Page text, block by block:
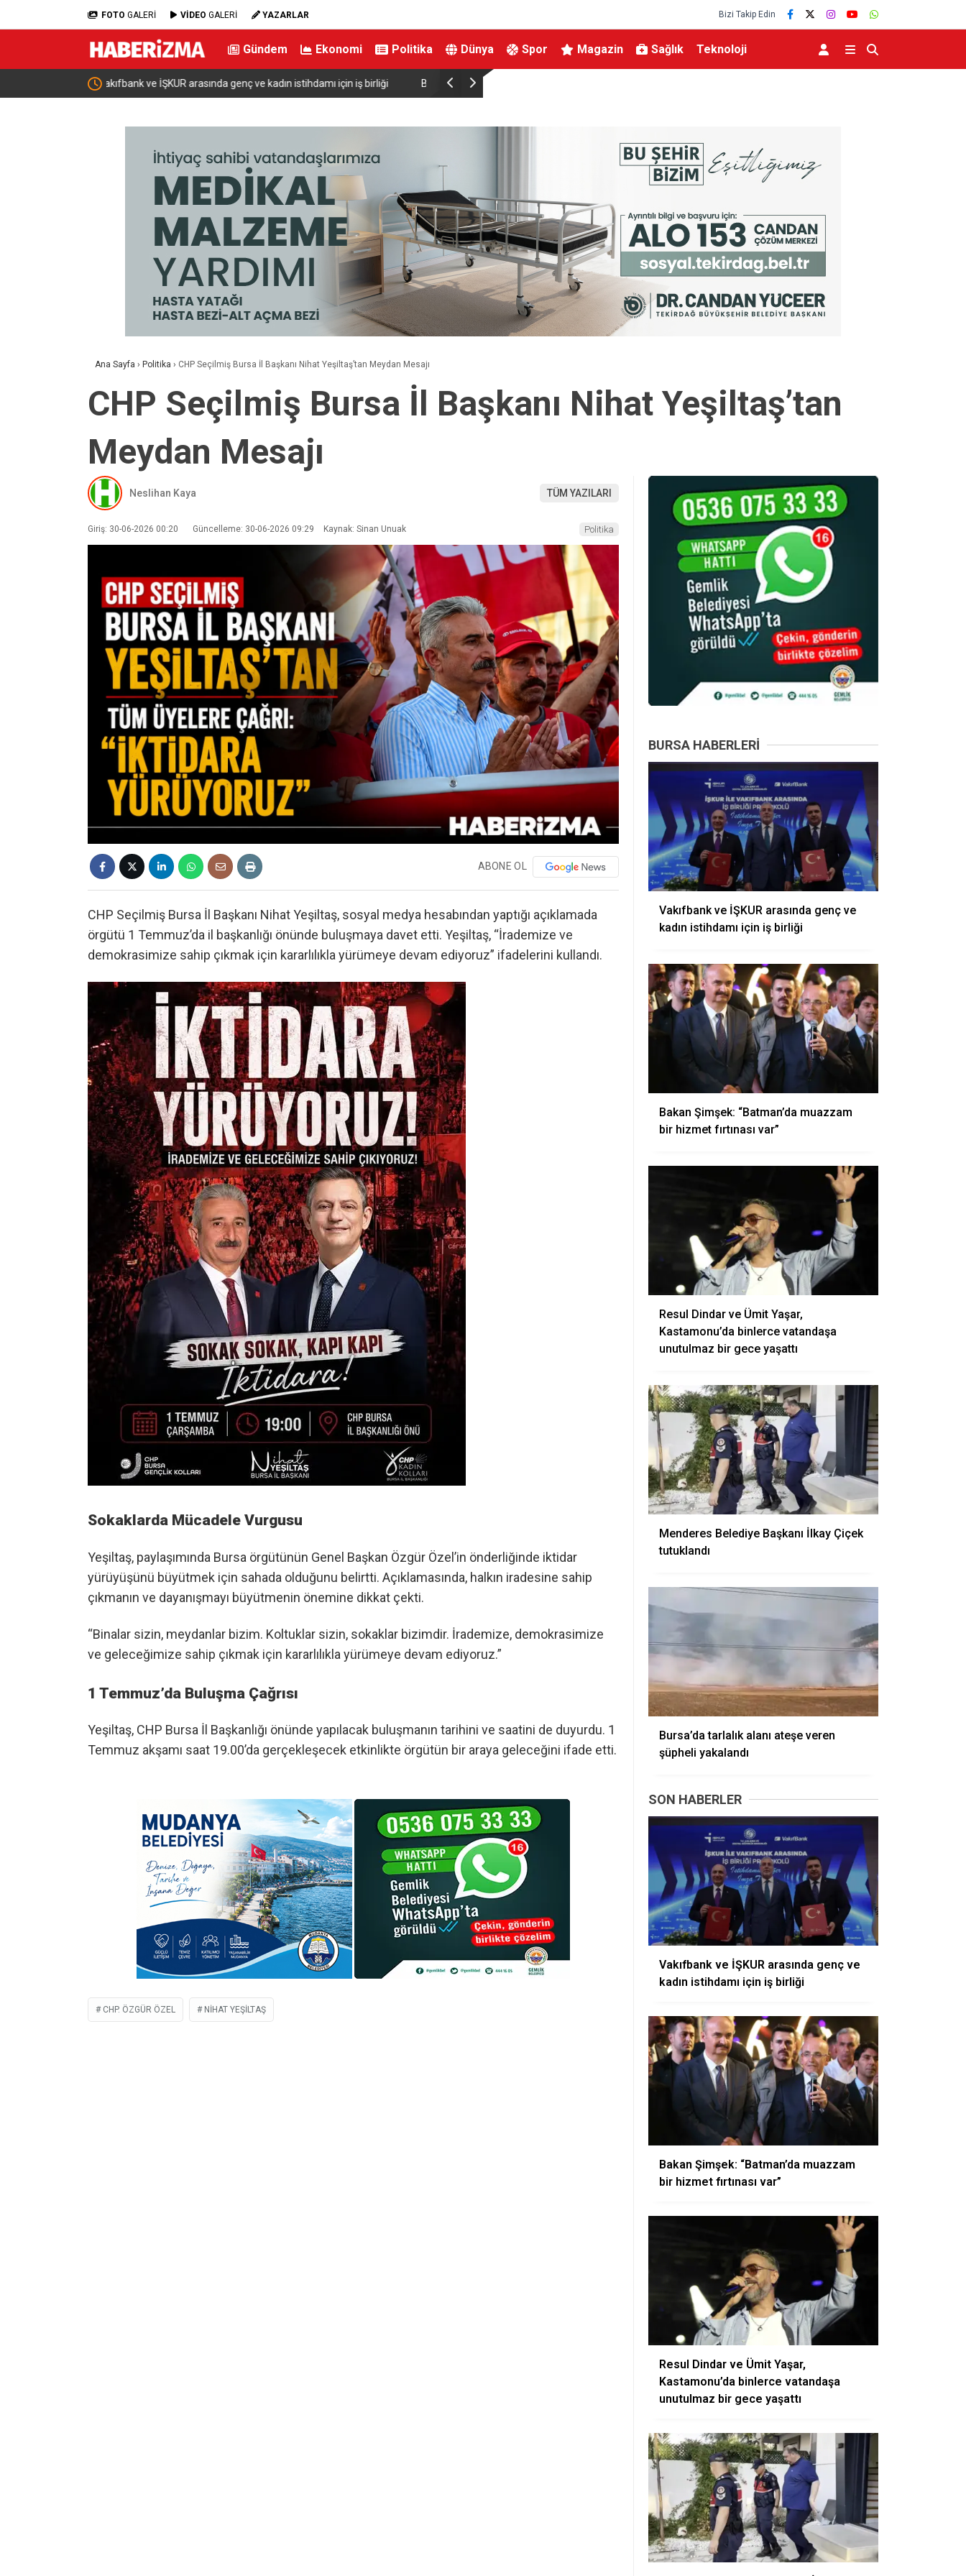
FOTO GALERİ VİDEO GALERİ YAZARLAR Bizi Takip Edin
Gündem Ekonomi Politika Dünya Spor Magazin Sağlık Teknoloji
Bakan Şimşek: “Batman’da muazzam bir hizmet fırtınası var” Resul Dindar ve Ümit Yaşar, Kastamonu’da binlerce vatandaşa
Ana Sayfa › Politika › CHP Seçilmiş Bursa İl Başkanı Nihat Yeşiltaş’tan Meydan Mesajı
CHP Seçilmiş Bursa İl Başkanı Nihat Yeşiltaş’tan
Meydan Mesajı
Neslihan Kaya TÜM YAZILARI
Giriş: 30-06-2026 00:20 Güncelleme: 30-06-2026 09:29 Kaynak: Sinan Unuak Politika
ABONE OL
CHP Seçilmiş Bursa İl Başkanı Nihat Yeşiltaş, sosyal medya hesabından yaptığı açıklamada
örgütü 1 Temmuz’da il başkanlığı önünde buluşmaya davet etti. Yeşiltaş, “İrademize ve
demokrasimize sahip çıkmak için kararlılıkla yürümeye devam ediyoruz” ifadelerini kullandı.
Sokaklarda Mücadele Vurgusu
Yeşiltaş, paylaşımında Bursa örgütünün Genel Başkan Özgür Özel’in önderliğinde iktidar
yürüyüşünü büyütmek için sahada olduğunu belirtti. Açıklamasında, halkın iradesine sahip
çıkmanın ve dayanışmayı büyütmenin önemine dikkat çekti.
“Binalar sizin, meydanlar bizim. Koltuklar sizin, sokaklar bizimdir. İrademize, demokrasimize
ve geleceğimize sahip çıkmak için kararlılıkla yürümeye devam ediyoruz.”
1 Temmuz’da Buluşma Çağrısı
Yeşiltaş, CHP Bursa İl Başkanlığı önünde yapılacak buluşmanın tarihini ve saatini de duyurdu. 1
Temmuz akşamı saat 19.00’da gerçekleşecek etkinlikte örgütün bir araya geleceğini ifade etti.
CHP. ÖZGÜR ÖZEL NIHAT YEŞILTAŞ
BURSA HABERLERI
Vakıfbank ve İŞKUR arasında genç ve
kadın istihdamı için iş birliği
Bakan Şimşek: “Batman’da muazzam
bir hizmet fırtınası var”
Resul Dindar ve Ümit Yaşar,
Kastamonu’da binlerce vatandaşa
unutulmaz bir gece yaşattı
Menderes Belediye Başkanı İlkay Çiçek
tutuklandı
Bursa’da tarlalık alanı ateşe veren
şüpheli yakalandı
SON HABERLER
Vakıfbank ve İŞKUR arasında genç ve
kadın istihdamı için iş birliği
Bakan Şimşek: “Batman’da muazzam
bir hizmet fırtınası var”
Resul Dindar ve Ümit Yaşar,
Kastamonu’da binlerce vatandaşa
unutulmaz bir gece yaşattı